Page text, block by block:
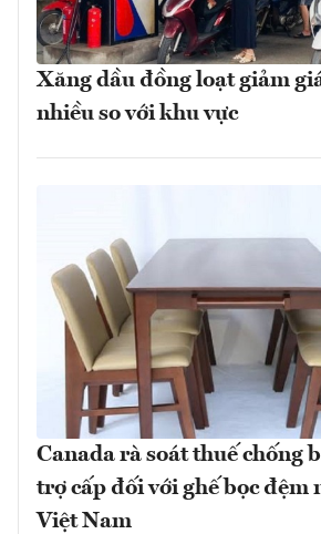
Xăng dầu đồng loạt giảm
nhiều so với khu vực
Canada rà soát thuế chống
trợ cấp đối với ghế bọc đệm
Việt Nam